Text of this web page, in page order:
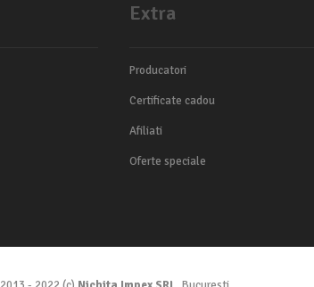
Extra
Producatori
Certificate cadou
Afiliati
Oferte speciale